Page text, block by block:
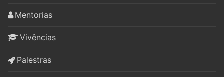
Mentorias
Vivências
Palestras